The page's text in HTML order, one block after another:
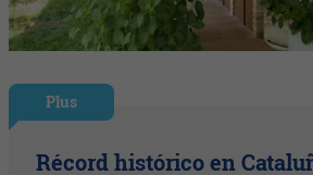
Plus
Récord histórico en